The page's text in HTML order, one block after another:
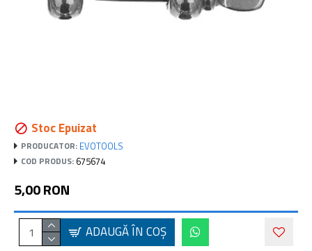
Stoc Epuizat
PRODUCATOR: EVOTOOLS
COD PRODUS: 675674
5,00 RON
ADAUGĂ ÎN COŞ